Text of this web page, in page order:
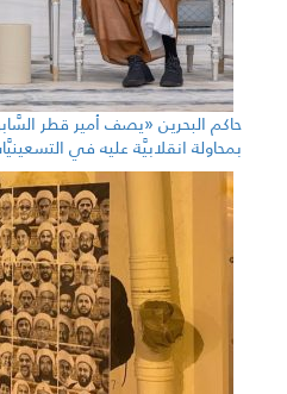
حاكم البحرين «يصف أمير قطر السَّابق
بمحاولة انقلابيَّة عليه في التسعينيَّات»